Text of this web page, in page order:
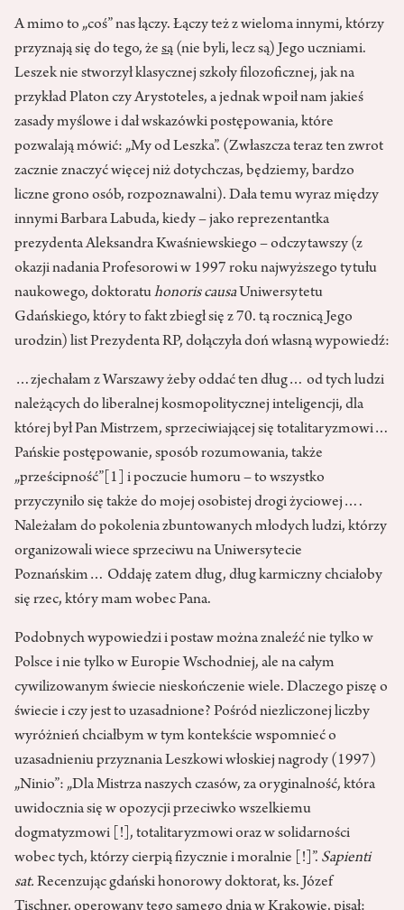
A mimo to „coś” nas łączy. Łączy też z wieloma innymi, którzy
przyznają się do tego, że są (nie byli, lecz są) Jego uczniami.
Leszek nie stworzył klasycznej szkoły filozoficznej, jak na
przykład Platon czy Arystoteles, a jednak wpoił nam jakieś
zasady myślowe i dał wskazówki postępowania, które
pozwalają mówić: „My od Leszka”. (Zwłaszcza teraz ten zwrot
zacznie znaczyć więcej niż dotychczas, będziemy, bardzo
liczne grono osób, rozpoznawalni). Dała temu wyraz między
innymi Barbara Labuda, kiedy – jako reprezentantka
prezydenta Aleksandra Kwaśniewskiego – odczytawszy (z
okazji nadania Profesorowi w 1997 roku najwyższego tytułu
naukowego, doktoratuhonoris causaUniwersytetu
Gdańskiego, który to fakt zbiegł się z 70. tą rocznicą Jego
urodzin) list Prezydenta RP, dołączyła doń własną wypowiedź:
…zjechałam z Warszawy żeby oddać ten dług… od tych ludzi
należących do liberalnej kosmopolitycznej inteligencji, dla
której był Pan Mistrzem, sprzeciwiającej się totalitaryzmowi…
Pańskie postępowanie, sposób rozumowania, także
„prześcipność” [1]
i poczucie humoru – to wszystko
przyczyniło się także do mojej osobistej drogi życiowej….
Należałam do pokolenia zbuntowanych młodych ludzi, którzy
organizowali wiece sprzeciwu na Uniwersytecie
Poznańskim… Oddaję zatem dług, dług karmiczny chciałoby
się rzec, który mam wobec Pana.
Podobnych wypowiedzi i postaw można znaleźć nie tylko w
Polsce i nie tylko w Europie Wschodniej, ale na całym
cywilizowanym świecie nieskończenie wiele. Dlaczego piszę o
świecie i czy jest to uzasadnione? Pośród niezliczonej liczby
wyróżnień chciałbym w tym kontekście wspomnieć o
uzasadnieniu przyznania Leszkowi włoskiej nagrody (1997)
„Ninio”: „Dla Mistrza naszych czasów, za oryginalność, która
uwidocznia się w opozycji przeciwko wszelkiemu
dogmatyzmowi [!], totalitaryzmowi oraz w solidarności
wobec tych, którzy cierpią fizycznie i moralnie [!]”. Sapienti
sat. Recenzując gdański honorowy doktorat, ks. Józef